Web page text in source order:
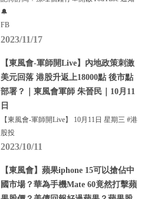
🔔
FB
2023/11/17
【東風會-軍師開Live】內地政策刺激
美元回落 港股升返上18000點 後市點
部署？｜東風會軍師 朱晉民｜10月11
日
【東風會-軍師開Live】 10月11日 星期三 #港
股投
2023/10/11
【東風會】蘋果iphone 15可以搶佔中
國市場？華為手機Mate 60竟然打擊蘋